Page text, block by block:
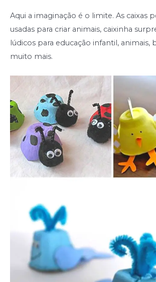
Aqui a imaginação é o limite. As caixas
usadas para criar animais, caixinha
lúdicos para educação infantil, animais,
muito mais.